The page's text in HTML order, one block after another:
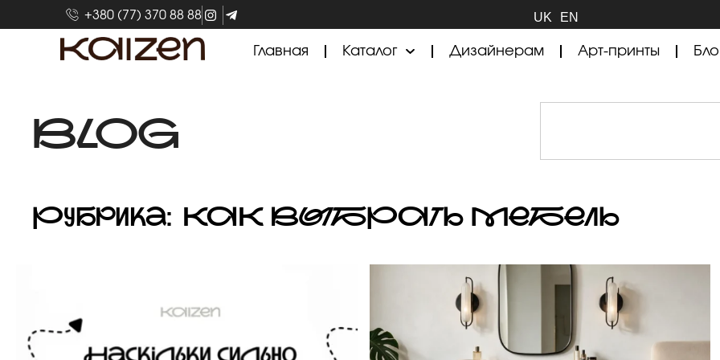
+380 (77) 370 88 88 UK EN
Главная Каталог Дизайнерам Арт-принты
BLOG
Рубрика: КАК ВЫБРАТЬ МЕБЕЛЬ